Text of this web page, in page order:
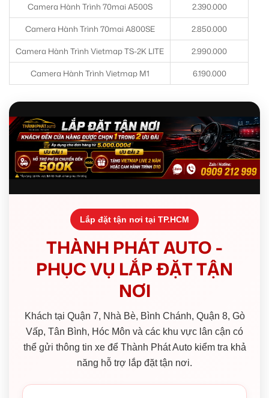
Camera Hành Trình 70mai A500S 2.390.000
Camera Hành Trình 70mai A800SE 2.850.000
Camera Hành Trình Vietmap TS-2K LITE 2.990.000
Camera Hành Trình Vietmap M1 6.190.000
Lắp đặt tận nơi tại TP.HCM
THÀNH PHÁT AUTO -
PHỤC VỤ LẮP ĐẶT TẬN
NƠI
Khách tại Quận 7, Nhà Bè, Bình Chánh, Quận 8, Gò
Vấp, Tân Bình, Hóc Môn và các khu vực lân cận có
thể gửi thông tin xe để Thành Phát Auto kiểm tra khả
năng hỗ trợ lắp đặt tận nơi.